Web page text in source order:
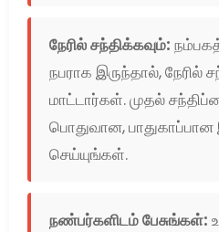
நேரில் சந்திக்கவும்:
நபராக இருந்தால், நேரில்
மாட்டார்கள். முதல்
பொதுவான, பாதுகாப்பான
செய்யுங்கள்.
நண்பர்களிடம் பேசுங்கள்: